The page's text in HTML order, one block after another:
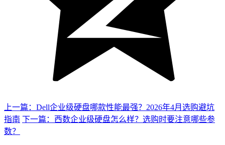
上一篇：Dell企业级硬盘哪款性能最强？2026年4月选购避坑
指南 下一篇：西数企业级硬盘怎么样？选购时要注意哪些参
数？